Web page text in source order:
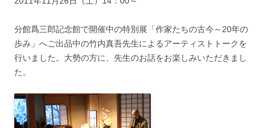
分館爲三郎記念館で開催中の特別展「作家たちの古今～20年の
歩み」へご出品中の竹内真吾先生によるアーティストトークを
行いました。大勢の方に、先生のお話をお楽しみいただきまし
た。